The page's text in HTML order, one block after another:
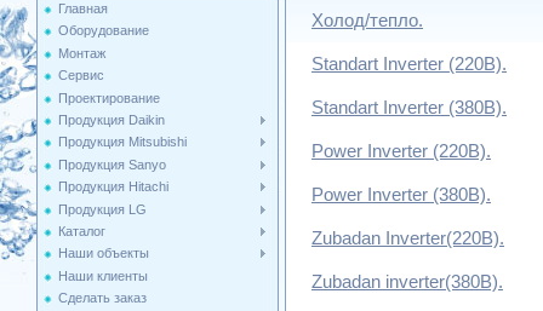
Главная
Оборудование
Монтаж
Сервис
Проектирование
Продукция Daikin
Продукция Mitsubishi
Продукция Sanyo
Продукция Hitachi
Продукция LG
Каталог
Наши объекты
Наши клиенты
Сделать заказ
Холод/тепло.
Standart Inverter (220В).
Standart Inverter (380В).
Power Inverter (220В).
Power Inverter (380В).
Zubadan Inverter(220В).
Zubadan inverter(380В).